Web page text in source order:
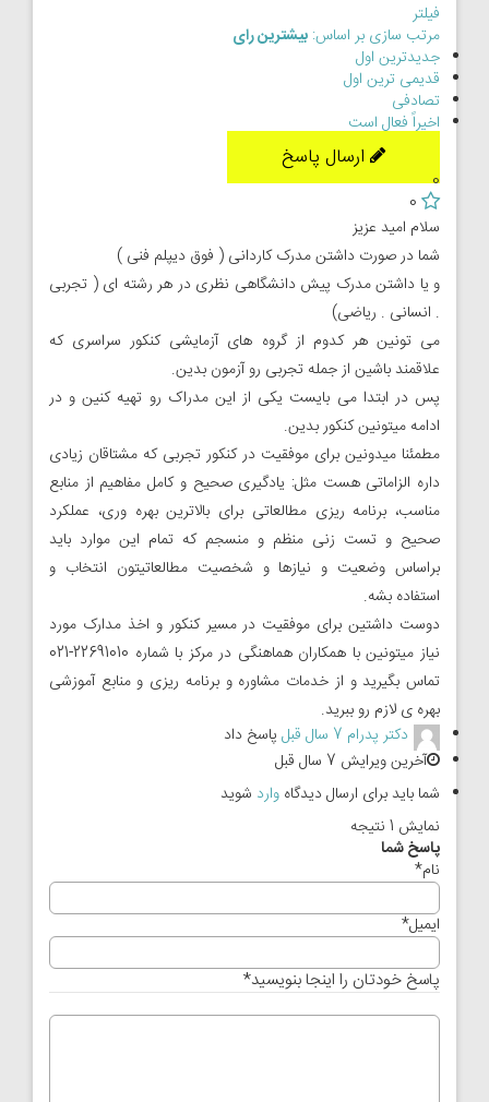
فیلتر
مرتب سازی بر اساس: بیشترین رای
جدیدترین اول
قدیمی ترین اول
تصادفی
اخیراً فعال است
ارسال پاسخ
0
0
سلام امید عزیز
شما در صورت داشتن مدرک کاردانی ( فوق دیپلم فنی )
و یا داشتن مدرک پیش دانشگاهی نظری در هر رشته ای ( تجربی
. انسانی . ریاضی)
می تونین هر کدوم از گروه های آزمایشی کنکور سراسری که
علاقمند باشین از جمله تجربی رو آزمون بدین.
پس در ابتدا می بایست یکی از این مدراک رو تهیه کنین و در
ادامه میتونین کنکور بدین.
مطمئنا میدونین برای موفقیت در کنکور تجربی که مشتاقان زیادی
داره الزاماتی هست مثل: یادگیری صحیح و کامل مفاهیم از منابع
مناسب، برنامه ریزی مطالعاتی برای بالاترین بهره وری، عملکرد
صحیح و تست زنی منظم و منسجم که تمام این موارد باید
براساس وضعیت و نیازها و شخصیت مطالعاتیتون انتخاب و
استفاده بشه.
دوست داشتین برای موفقیت در مسیر کنکور و اخذ مدارک مورد
نیاز میتونین با همکاران هماهنگی در مرکز با شماره 22691010-021
تماس بگیرید و از خدمات مشاوره و برنامه ریزی و منابع آموزشی
بهره ی لازم رو ببرید.
دکتر پدرام 7 سال قبل
پاسخ داد
آخرین ویرایش 7 سال قبل
شما باید برای ارسال دیدگاه وارد شوید
نمایش 1 نتیجه
پاسخ شما
نام*
ایمیل*
پاسخ خودتان را اینجا بنویسید*